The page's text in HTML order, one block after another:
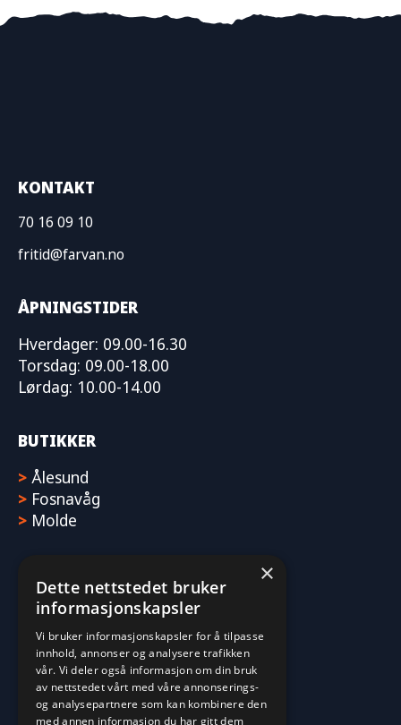
KONTAKT
70 16 09 10
fritid@farvan.no
ÅPNINGSTIDER
Hverdager: 09.00-16.30
Torsdag: 09.00-18.00
Lørdag: 10.00-14.00
BUTIKKER
> Ålesund
> Fosnavåg
> Molde
×
Dette nettstedet bruker
informasjonskapsler
Vi bruker informasjonskapsler for å tilpasse
innhold, annonser og analysere trafikken
vår. Vi deler også informasjon om din bruk
av nettstedet vårt med våre annonserings-
og analysepartnere som kan kombinere den
med annen informasjon du har gitt dem